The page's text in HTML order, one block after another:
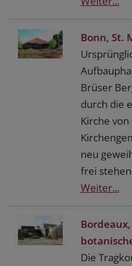
Bonn, St.
Brüser
durch die
Kirche
neu
frei
Weiter...
Die